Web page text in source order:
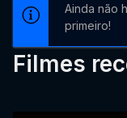
Ainda não
primeiro!
Filmes